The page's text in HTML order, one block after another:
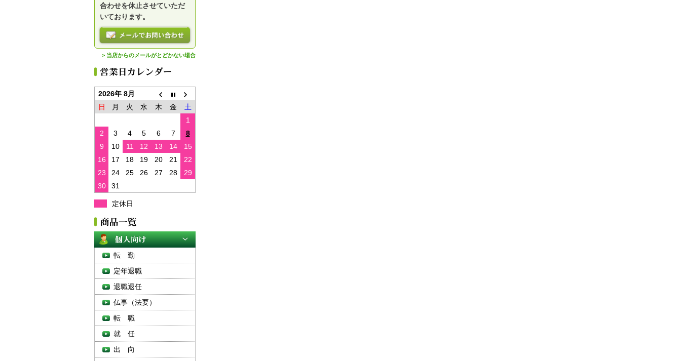
合わせを休止させていただ
いております。
> 当店からのメールがとどかない場合
2026年 8月
日
月 火 水 木 金
土
1
2
3 4 5 6 7
8
9
10 11 12 13 14
15
16
17 18 19 20 21
22
23
24 25 26 27 28
29
30
31
定休日
転 勤
定年退職
退職退任
仏事（法要）
転 職
就 任
出 向